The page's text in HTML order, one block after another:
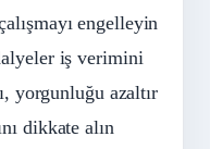
engelleyin
iş verimini
yorgunluğu azaltır
dikkate alın